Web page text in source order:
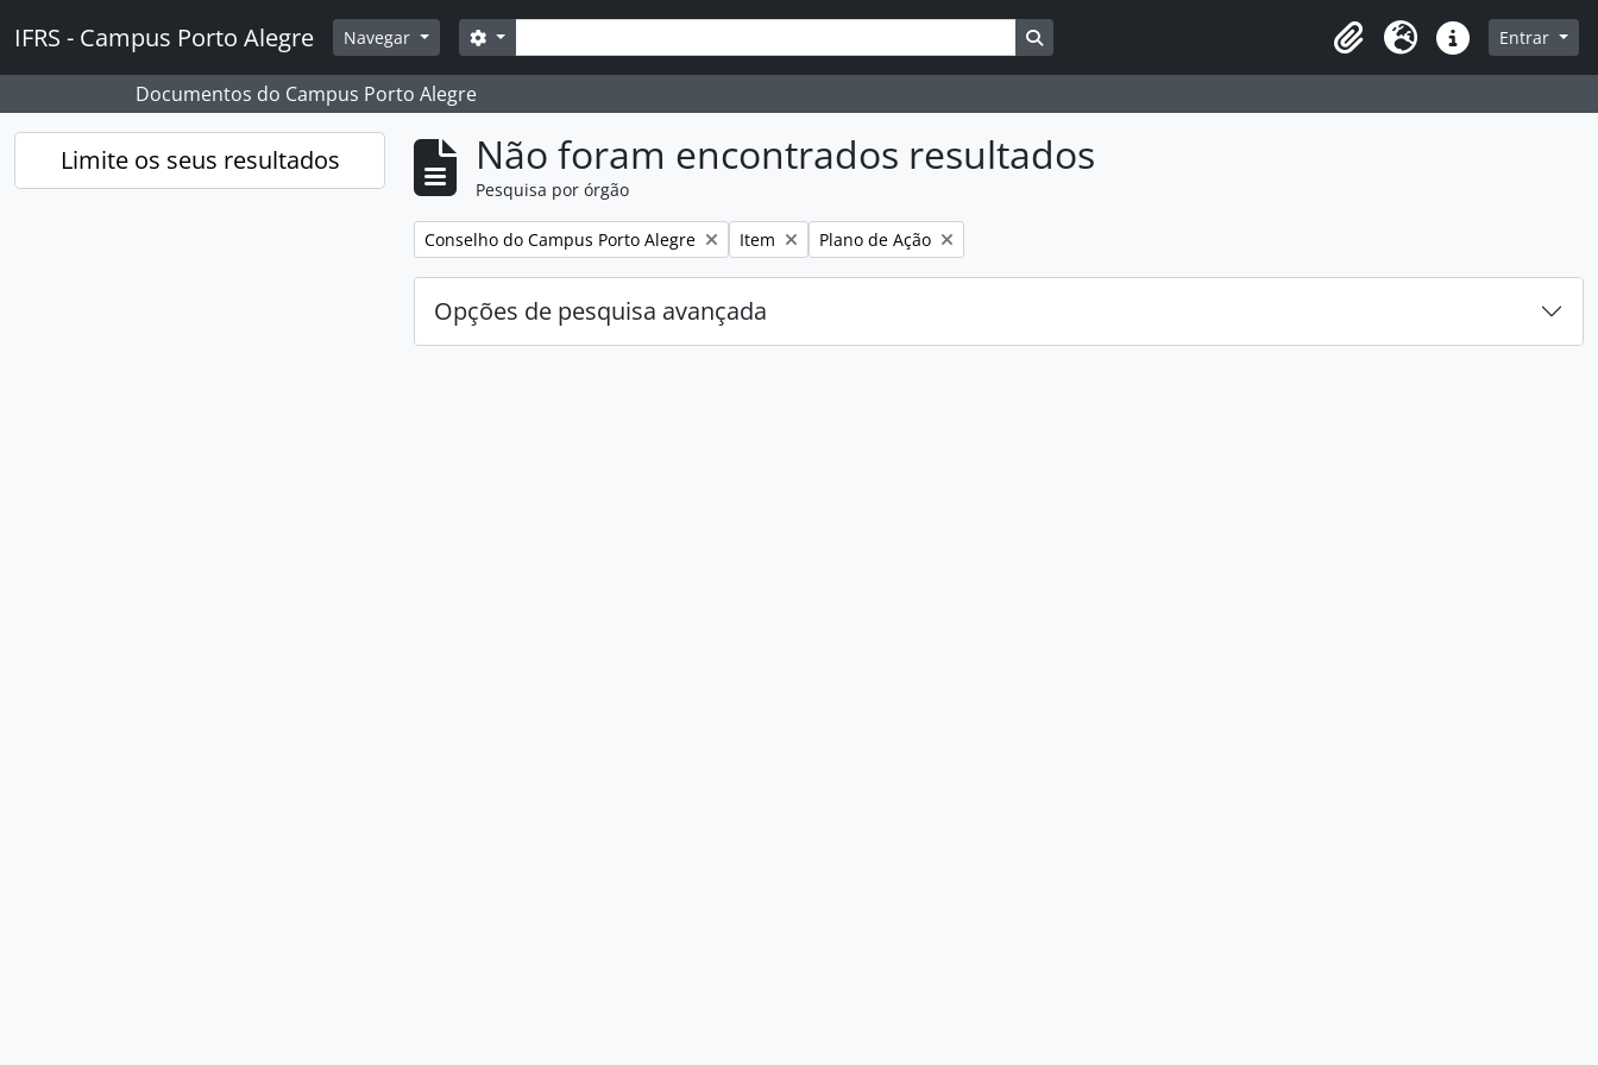
IFRS - Campus Porto Alegre Navegar Pesquisar
Opções de busca Busque na página de navegação
Idioma Ligações rápidas
Entrar
Documentos do Campus Porto Alegre
Limite os seus resultados Não foram encontrados resultados
Pesquisa por órgão
Remover filtro:
Conselho do Campus Porto Alegre Remover filtro:
Item Remover filtro:
Plano de Ação
Opções de pesquisa avançada